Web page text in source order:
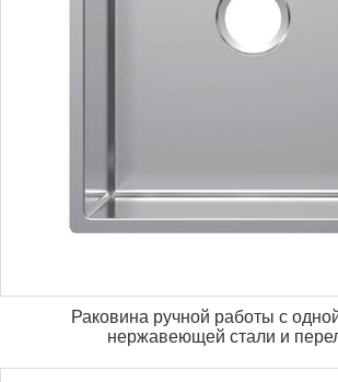
Раковина ручной работы с
нержавеющей стали и